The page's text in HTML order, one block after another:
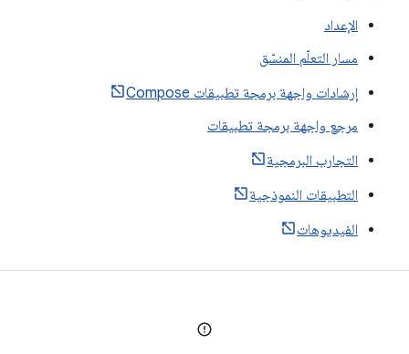
الإعداد
مسار التعلّم المنسّق
إرشادات واجهة برمجة تطبيقات Compose
مرجع واجهة برمجة تطبيقات
التجارب البرمجية
التطبيقات النموذجية
الفيديوهات